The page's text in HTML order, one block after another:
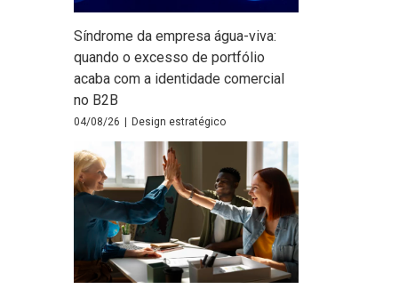
Síndrome da empresa água-viva:
quando o excesso de portfólio
acaba com a identidade comercial
no B2B
04/08/26 Design estratégico